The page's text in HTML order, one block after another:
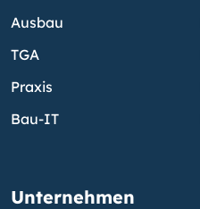
Ausbau
TGA
Praxis
Bau-IT
Unternehmen